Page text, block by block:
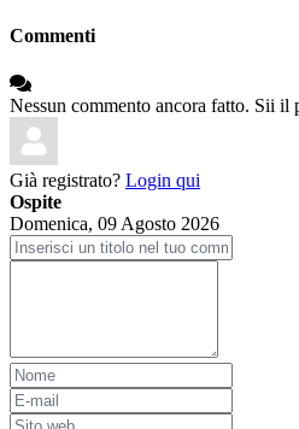
Commenti
Nessun commento ancora fatto. Sii il
Già registrato? Login qui
Ospite
Domenica, 09 Agosto 2026